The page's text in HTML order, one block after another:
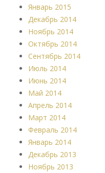
Январь 2015
Декабрь 2014
Ноябрь 2014
Октябрь 2014
Сентябрь 2014
Июль 2014
Июнь 2014
Май 2014
Апрель 2014
Март 2014
Февраль 2014
Январь 2014
Декабрь 2013
Ноябрь 2013